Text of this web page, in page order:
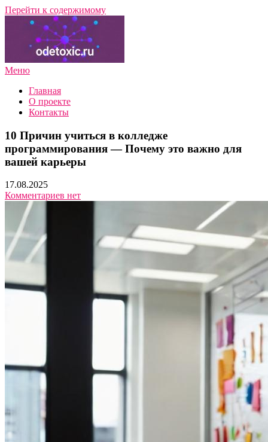
Перейти к содержимому
ПрофГид Онлайн
советы экспертов
Меню
Главная
О проекте
Контакты
10 Причин учиться в колледже
программирования — Почему это важно для
вашей карьеры
17.08.2025
Комментариев нет